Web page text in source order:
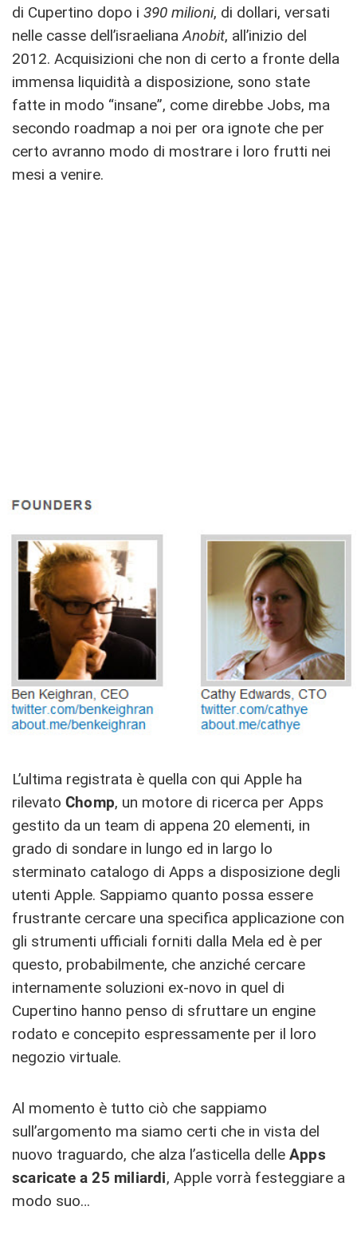
di Cupertino dopo i 390 milioni, di dollari, versati
nelle casse dell’israelianaAnobit, all’inizio del
2012. Acquisizioni che non di certo a fronte della
immensa liquidità a disposizione, sono state
fatte in modo “insane”, come direbbe Jobs, ma
secondo roadmap a noi per ora ignote che per
certo avranno modo di mostrare i loro frutti nei
mesi a venire.
L’ultima registrata è quella con qui Apple ha
rilevato Chomp, un motore di ricerca per Apps
gestito da un team di appena 20 elementi, in
grado di sondare in lungo ed in largo lo
sterminato catalogo di Apps a disposizione degli
utenti Apple. Sappiamo quanto possa essere
frustrante cercare una specifica applicazione con
gli strumenti ufficiali forniti dalla Mela ed è per
questo, probabilmente, che anziché cercare
internamente soluzioni ex-novo in quel di
Cupertino hanno penso di sfruttare un engine
rodato e concepito espressamente per il loro
negozio virtuale.
Al momento è tutto ciò che sappiamo
sull’argomento ma siamo certi che in vista del
nuovo traguardo, che alza l’asticella delle Apps
scaricate a 25 miliardi, Apple vorrà festeggiare a
modo suo…